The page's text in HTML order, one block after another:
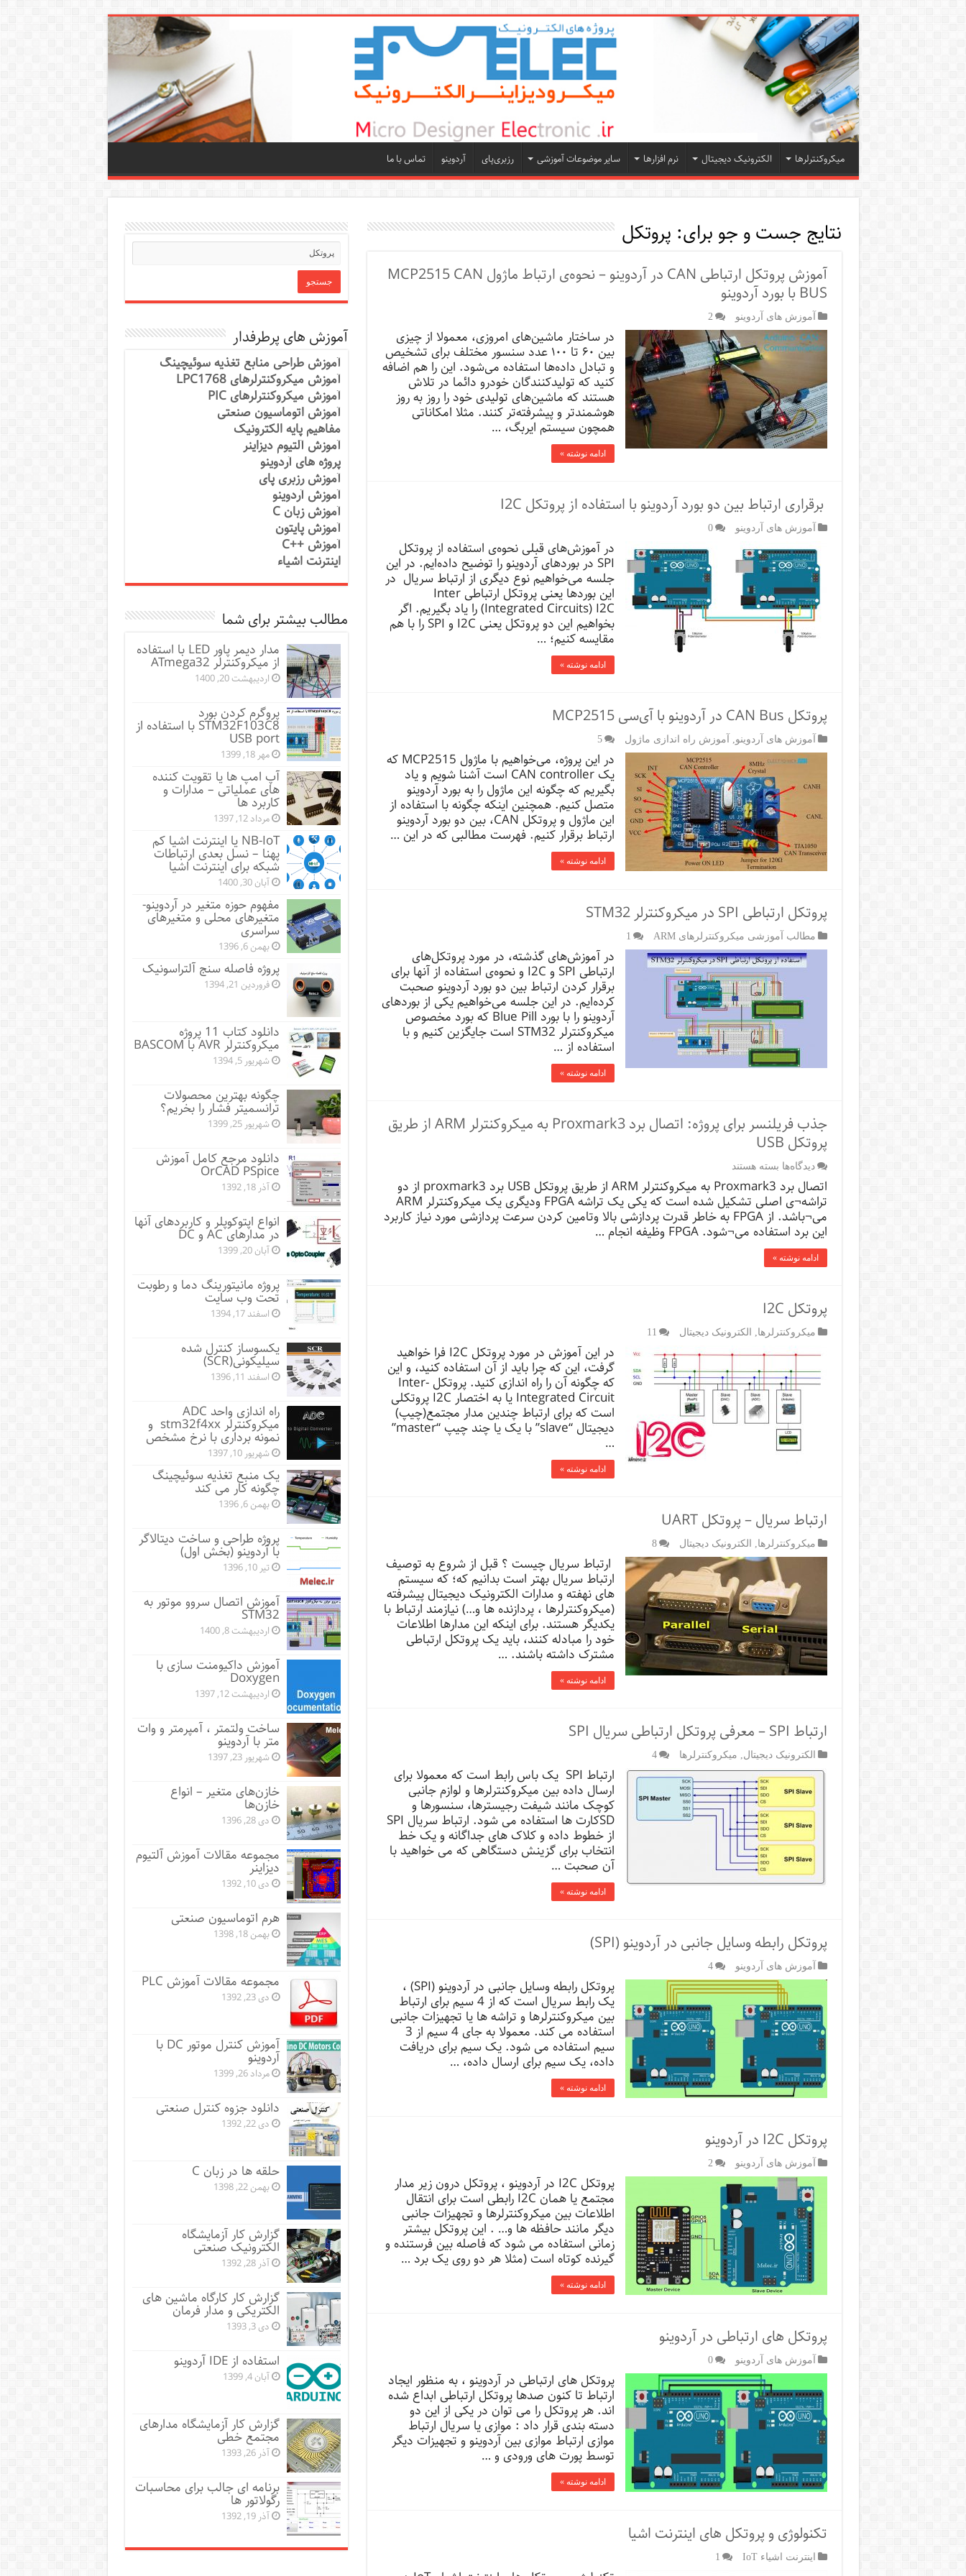
میکروکنترلرها الکترونیک دیجیتال نرم افزارها سایر موضوعات آموزشی رزبری‌پای آردوینو تماس با ما
نتایج جست و جو برای: پروتکل
آموزش پروتکل ارتباطی CAN در آردوینو – نحوه‌ی ارتباط ماژول MCP2515 CAN
BUS با بورد آردوینو
آموزش های آردوینو 2
در ساختار ماشین‌های امروزی، معمولا از چیزی
بین ۶۰ تا ۱۰۰ عدد سنسور مختلف برای تشخیص
و تبادل داده‌ها استفاده می‌شود. این را هم اضافه
کنید که تولیدکنندگان خودرو دائما در تلاش
هستند که ماشین‌های تولیدی خود را روز به روز
هوشمندتر و پیشرفته‌تر کنند. مثلا امکاناتی
همچون سیستم ایربگ، …
ادامه نوشته »
برقراری ارتباط بین دو بورد آردوینو با استفاده از پروتکل I2C
آموزش های آردوینو 0
در آموزش‌های قبلی نحوه‌ی استفاده از پروتکل
SPI در بوردهای آردوینو را توضیح داده‌ایم. در این
جلسه می‌خواهیم نوع دیگری از ارتباط سریال در
این بوردها یعنی پروتکل ارتباطی Inter
Integrated Circuits) I2C) را ‌یاد بگیریم. اگر
بخواهیم این دو پروتکل ‌یعنی I2C و SPI را با هم
مقایسه کنیم؛ …
ادامه نوشته »
پروتکل CAN Bus در آردوینو با آی‌سی MCP2515
آموزش های آردوینو ,آموزش راه اندازی ماژول 5
در این پروژه، می‌خواهیم با ماژول MCP2515 که
یک CAN controller است آشنا شویم و یاد
بگیریم که چگونه این ماژول را به بورد آردوینو
متصل کنیم. همچنین اینکه چگونه با استفاده از
این ماژول و پروتکل CAN، بین دو بورد آردوینو
ارتباط برقرار کنیم. فهرست مطالبی که در این …
ادامه نوشته »
پروتکل ارتباطی SPI در میکروکنترلر STM32
مطالب آموزشی میکروکنترلرهای ARM 1
در آموزش‌های گذشته، در مورد پروتکل‌های
ارتباطی SPI و I2C و نحوه‌ی استفاده از آنها برای
برقرار کردن ارتباط بین دو بورد آردوینو صحبت
کرده‌ایم. در این جلسه می‌خواهیم یکی از بوردهای
آردوینو را با بورد Blue Pill که بورد مخصوص
میکروکنترلر STM32 است جایگزین کنیم و با
استفاده از …
ادامه نوشته »
جذب فریلنسر برای پروژه: اتصال برد Proxmark3 به میکروکنترلر ARM از طریق
پروتکل USB
دیدگاه‌ها برای
فریلنسر
برای
پروژه:
اتصال
برد
Proxmark3
به
طریق
USB
بسته هستند
اتصال برد Proxmark3 به میکروکنترلر ARM از طریق پروتکل USB برد proxmark3 از دو
تراشه¬ی اصلی تشکیل شده است که یکی یک تراشه FPGA ودیگری یک میکروکنترلر ARM
می¬باشد. از FPGA به خاطر قدرت پردازشی بالا وتامین کردن سرعت پردازشی مورد نیاز کاربرد
این برد استفاده می¬شود. FPGA وظیفه انجام …
ادامه نوشته »
پروتکل I2C
میکروکنترلرها الکترونیک دیجیتال 11
در این آموزش در مورد پروتکل I2C فرا خواهید
گرفت، این که چرا باید از آن استفاده کنید، و این
که چگونه آن را راه اندازی کنید. پروتکل Inter-
Integrated Circuit یا به اختصار I2C پروتکلی
است که برای ارتباط چندین مدار مجتمع(چیپ)
دیجیتال “slave” با یک یا چند چیپ “master”
…
ادامه نوشته »
ارتباط سریال – پروتکل UART
میکروکنترلرها الکترونیک دیجیتال 8
ارتباط سریال چیست ؟ قبل از شروع به توصیف
ارتباط سریال بهتر است بدانیم که؛ که سیستم
های نهفته و مدارات الکترونیک دیجیتال پیشرفته
(میکروکنترلرها ، پردازنده ها و…) نیازمند ارتباط با
یکدیگر هستند. برای اینکه این مدارها اطلاعات
خود را مبادله کنند، باید یک پروتکل ارتباطی
مشترک داشته باشند. …
ادامه نوشته »
ارتباط SPI – معرفی پروتکل ارتباطی سریال SPI
الکترونیک دیجیتال میکروکنترلرها 4
ارتباط SPI یک باس رابط است که معمولا برای
ارسال داده بین میکروکنترلرها و لوازم جانبی
کوچک مانند شیفت رجیسترها، سنسورها و
SDکارت ها استفاده می شود. ارتباط سریال SPI
از خطوط داده و کلاک های جداگانه و یک خط
انتخاب برای گزینش دستگاهی که می خواهید با
آن صحبت …
ادامه نوشته »
پروتکل رابطه وسایل جانبی در آردوینو (SPI)
آموزش های آردوینو 4
پروتکل رابطه وسایل جانبی در آردوینو (SPI) ،
یک رابط سریال است که از 4 سیم برای ارتباط
بین میکروکنترلرها و تراشه ها یا تجهیزات جانبی
استفاده می کند. معمولا به جای 4 سیم از 3
سیم استفاده می شود. یک سیم برای دریافت
داده، یک سیم برای ارسال داده، …
ادامه نوشته »
پروتکل I2C در آردوینو
آموزش های آردوینو 2
پروتکل I2C در آردوینو ، پروتکل درون زیر مدار
مجتمع یا همان I2C رابطی است برای انتقال
اطلاعات بین میکروکنترلرها و تجهیزات جانبی
دیگر مانند حافظه ها و… . این پروتکل بیشتر
زمانی استفاده می شود که فاصله بین فرستنده و
گیرنده کوتاه است (مثلا هر دو روی یک برد …
ادامه نوشته »
پروتکل های ارتباطی در آردوینو
آموزش های آردوینو 0
پروتکل های ارتباطی در آردوینو ، به منظور ایجاد
ارتباط تا کنون صدها پروتکل ارتباطی ابداع شده
اند. هر پروتکل را می توان در یکی از این دو
دسته بندی قرار داد : موازی یا سریال ارتباط
موازی ارتباط موازی بین آردوینو و تجهیزات دیگر
توسط پورت های ورودی و …
ادامه نوشته »
تکنولوژی و پروتکل های اینترنت اشیا
اینترنت اشیاء IoT 1
آموزش های پرطرفدار
آموزش طراحی منابع تغذیه سوئیچینگ
آموزش میکروکنترلرهای LPC1768
آموزش میکروکنترلرهای PIC
آموزش اتوماسیون صنعتی
مفاهیم پایه الکترونیک
آموزش آلتیوم دیزاینر
پروژه های آردوینو
آموزش رزبری پای
آموزش آردوینو
آموزش زبان C
آموزش پایتون
آموزش ++C
اینترنت اشیاء
مطالب بیشتر برای شما
مدار دیمر پاور LED با استفاده
از میکروکنترلر ATmega32
اردیبهشت 20, 1400
پروگرم کردن بورد
STM32F103C8 با استفاده از
USB port
مهر 18, 1399
آپ امپ ها یا تقویت کننده
های عملیاتی – مدارات و
کاربرد ها
مرداد 12, 1397
NB-IoT یا اینترنت اشیا کم
پهنا – نسل بعدی ارتباطات
شبکه برای اینترنت اشیا
آبان 30, 1400
مفهوم حوزه متغیر در آردوینو-
متغیرهای محلی و متغیرهای
سراسری
بهمن 6, 1396
پروژه فاصله سنج آلتراسونیک
فروردین 21, 1394
دانلود کتاب 11 پروژه
میکروکنترلر AVR با BASCOM
شهریور 5, 1394
چگونه بهترین محصولات
ترانسمیتر فشار را بخریم؟
شهریور 25, 1399
دانلود مرجع کامل آموزش
OrCAD PSpice
آذر 18, 1392
انواع اپتوکوپلر و کاربردهای آنها
در مدارهای AC و DC
آبان 20, 1399
پروژه مانيتورينگ دما و رطوبت
تحت وب سایت
اسفند 17, 1394
یکسوساز کنترل شده
سیلیکونی(SCR)
اسفند 11, 1396
راه اندازی واحد ADC
میکروکنترلر stm32f4xx و
نمونه برداری با نرخ مشخص
شهریور 10, 1397
یک منبع تغذیه سوئیچینگ
چگونه کار می کند
بهمن 6, 1396
پروژه طراحی و ساخت دیتالاگر
با آردوینو (بخش اول)
تیر 10, 1396
آموزش اتصال سروو موتور به
STM32
اردیبهشت 8, 1400
آموزش داکیومنت سازی با
Doxygen
اردیبهشت 12, 1397
ساخت ولتمتر ، آمپرمتر و وات
متر با آردوینو
شهریور 23, 1397
خازن‌های متغیر – انواع
خازن‌ها
دی 28, 1396
مجموعه مقالات آموزش آلتیوم
دیزاینر
دی 10, 1392
هرم اتوماسیون صنعتی
بهمن 18, 1398
مجموعه مقالات آموزش PLC
دی 23, 1392
آموزش کنترل موتور DC با
آردوینو
مرداد 26, 1399
دانلود جزوه کنترل صنعتی
دی 22, 1392
حلقه ها در زبان C
بهمن 22, 1398
گزارش کار آزمایشگاه
الکترونیک صنعتی
آذر 28, 1392
گزارش کار کارگاه ماشین های
الکتریکی و مدار فرمان
دی 3, 1393
استفاده از IDE آردوینو
آبان 4, 1399
گزارش کار آزمایشگاه مدارهای
مجتمع خطی
آذر 26, 1393
برنامه ای جالب برای محاسبات
رگولاتور ها
آذر 19, 1392